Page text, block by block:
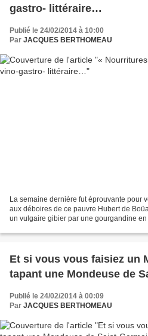
gastro- littéraire…
Publié le 24/02/2014 à 10:00
Par JACQUES BERTHOMEAU
La semaine dernière fut éprouvante pour
aux déboires de ce pauvre Hubert de
un vulgaire gibier par une gourgandine
Et si vous vous faisiez un
tapant une Mondeuse de
Publié le 24/02/2014 à 00:09
Par JACQUES BERTHOMEAU